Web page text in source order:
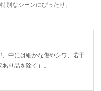
別なシーンにぴったり。
中には細かな傷やシワ、若干
り品を除く）。